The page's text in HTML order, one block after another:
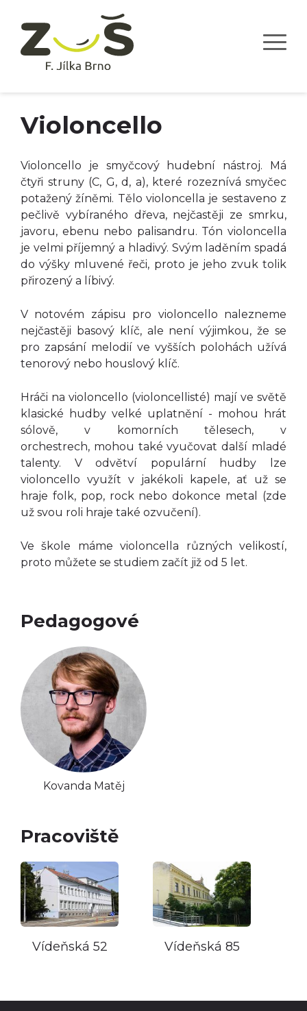
Violoncello
Violoncello je smyčcový hudební nástroj. Má
čtyři struny (C, G, d, a), které rozeznívá smyčec
potažený žíněmi. Tělo violoncella je sestaveno z
pečlivě vybíraného dřeva, nejčastěji ze smrku,
javoru, ebenu nebo palisandru. Tón violoncella
je velmi příjemný a hladivý. Svým laděním spadá
do výšky mluvené řeči, proto je jeho zvuk tolik
přirozený a líbivý.
V notovém zápisu pro violoncello nalezneme
nejčastěji basový klíč, ale není výjimkou, že se
pro zapsání melodií ve vyšších polohách užívá
tenorový nebo houslový klíč.
Hráči na violoncello (violoncellisté) mají ve světě
klasické hudby velké uplatnění - mohou hrát
sólově, v komorních tělesech, v
orchestrech, mohou také vyučovat další mladé
talenty. V odvětví populární hudby lze
violoncello využít v jakékoli kapele, ať už se
hraje folk, pop, rock nebo dokonce metal (zde
už svou roli hraje také ozvučení).
Ve škole máme violoncella různých velikostí,
proto můžete se studiem začít již od 5 let.
Pedagogové
Kovanda Matěj
Pracoviště
Vídeňská 52 Vídeňská 85